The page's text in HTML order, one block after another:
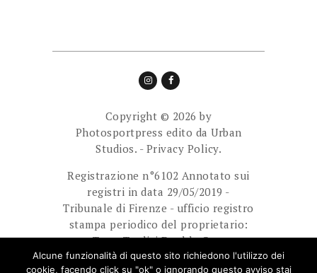
Copyright © 2026 by
Photosportpress edito da Urban
Studios. - Privacy Policy.
Registrazione n°6102 Annotato sui
registri in data 29/05/2019 -
Tribunale di Firenze - ufficio registro
stampa periodico del proprietario:
Team Tredici Double Cam
Ass.Sport.Dilett. Direttore
Alcune funzionalità di questo sito richiedono l'utilizzo dei
cookie, facendo click su "ok" o ignorando questo avviso stai